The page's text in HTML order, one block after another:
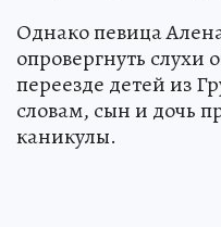
Однако певица
опровергнуть слухи
переезде детей из
словам, сын и дочь
каникулы.